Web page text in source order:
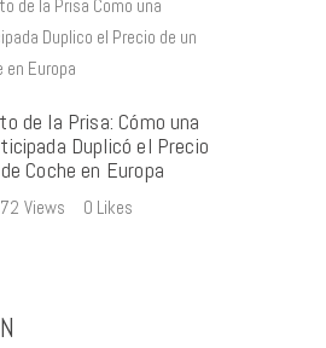
de la Prisa: Cómo una
Duplicó el Precio
Coche en Europa
72 Views 0 Likes